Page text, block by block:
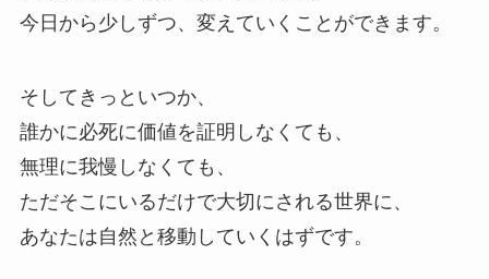
今日から少しずつ、変えていくことができます。
そしてきっといつか、
誰かに必死に価値を証明しなくても、
無理に我慢しなくても、
ただそこにいるだけで大切にされる世界に、
あなたは自然と移動していくはずです。